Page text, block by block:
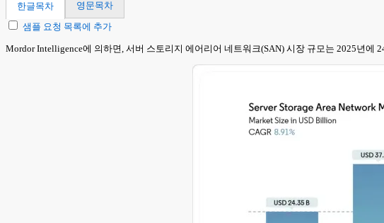
한글목차
영문목차
샘플 요청 목록에 추가
Mordor Intelligence에 의하면, 서버 스토리지 에어리어 네트워크(SAN) 시장 규모는 2025년에